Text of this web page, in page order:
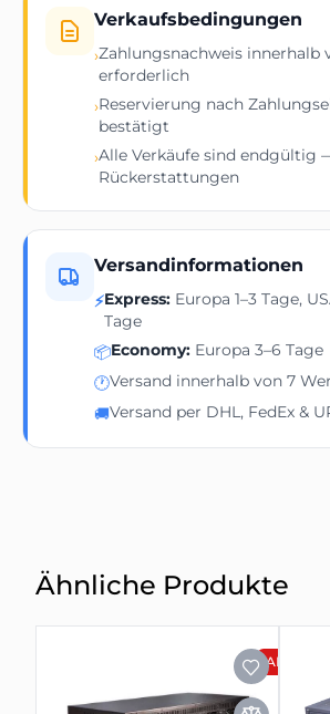
Verkaufsbedingungen
›Zahlungsnachweis innerhalb
erforderlich
›Reservierung nach
bestätigt
›Alle Verkäufe sind endgültig
Rückerstattungen
Versandinformationen
⚡Express: Europa 1–3 Tage,
Tage
📦Economy: Europa 3–6 Tage
🕐Versand innerhalb von 7
🚚Versand per DHL, FedEx &
Ähnliche Produkte
ANGEBOT